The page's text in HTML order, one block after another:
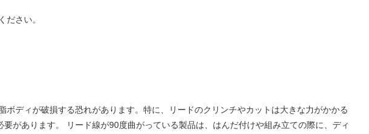
ださい。
ディが破損する恐れがあります。特に、リードのクリンチやカットは大きな力がかかる
があります。 リード線が90度曲がっている製品は、はんだ付けや組み立ての際に、ディ